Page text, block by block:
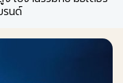
รนด์